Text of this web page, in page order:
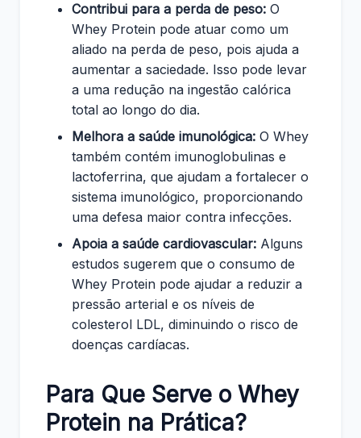
Contribui para a perda de peso: O
Whey Protein pode atuar como um
aliado na perda de peso, pois ajuda a
aumentar a saciedade. Isso pode levar
a uma redução na ingestão calórica
total ao longo do dia.
Melhora a saúde imunológica: O Whey
também contém imunoglobulinas e
lactoferrina, que ajudam a fortalecer o
sistema imunológico, proporcionando
uma defesa maior contra infecções.
Apoia a saúde cardiovascular: Alguns
estudos sugerem que o consumo de
Whey Protein pode ajudar a reduzir a
pressão arterial e os níveis de
colesterol LDL, diminuindo o risco de
doenças cardíacas.
Para Que Serve o Whey
Protein na Prática?